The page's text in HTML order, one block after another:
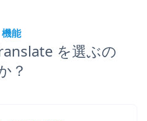
機能
を選ぶの
？